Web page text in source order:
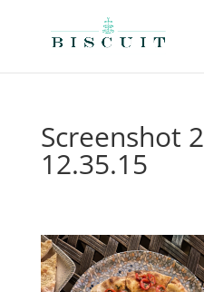
Screenshot
12.35.15